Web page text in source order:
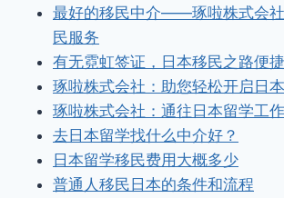
最好的移民中介——琢啦株式会
民服务
有无霓虹签证，日本移民之路便
琢啦株式会社：助您轻松开启日
琢啦株式会社：通往日本留学工
去日本留学找什么中介好？
日本留学移民费用大概多少
普通人移民日本的条件和流程